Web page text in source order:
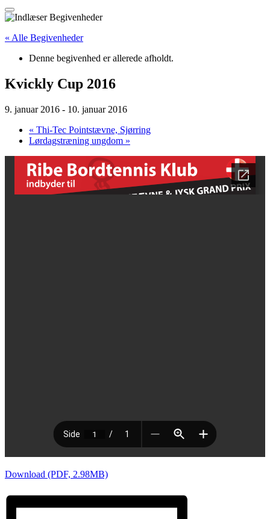
« Alle Begivenheder
Denne begivenhed er allerede afholdt.
Kvickly Cup 2016
9. januar 2016 - 10. januar 2016
« Thi-Tec Pointstævne, Sjørring
Lørdagstræning ungdom »
Download (PDF, 2.98MB)